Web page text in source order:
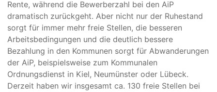
Rente, während die Bewerberzahl bei den AiP
dramatisch zurückgeht. Aber nicht nur der Ruhestand
sorgt für immer mehr freie Stellen, die besseren
Arbeitsbedingungen und die deutlich bessere
Bezahlung in den Kommunen sorgt für Abwanderungen
der AiP, beispielsweise zum Kommunalen
Ordnungsdienst in Kiel, Neumünster oder Lübeck.
Derzeit haben wir insgesamt ca. 130 freie Stellen bei